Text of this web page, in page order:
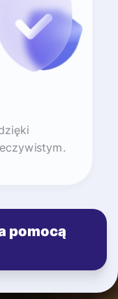
pomocą